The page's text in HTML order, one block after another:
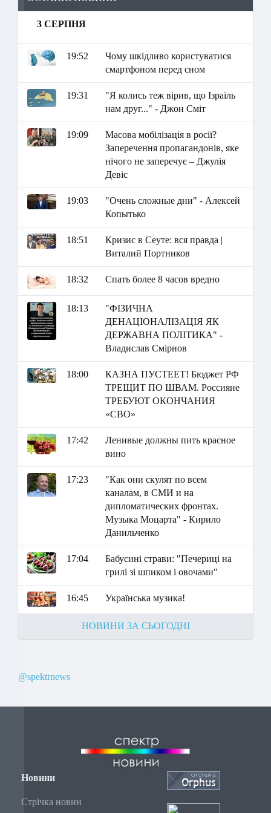
3 СЕРПНЯ
19:52
Чому шкідливо користуватися
смартфоном перед сном
19:31
"Я колись теж вірив, що Ізраїль
нам друг..." - Джон Сміт
19:09
Масова мобілізація в росії?
Заперечення пропагандонів, яке
нічого не заперечує – Джулія
Девіс
19:03
"Очень сложные дни" - Алексей
Копытько
18:51
Кризис в Сеуте: вся правда |
Виталий Портников
18:32 Спать более 8 часов вредно
18:13
"ФІЗИЧНА
ДЕНАЦІОНАЛІЗАЦІЯ ЯК
ДЕРЖАВНА ПОЛІТИКА" -
Владислав Смірнов
18:00
КАЗНА ПУСТЕЕТ! Бюджет РФ
ТРЕЩИТ ПО ШВАМ. Россияне
ТРЕБУЮТ ОКОНЧАНИЯ
«СВО»
17:42
Ленивые должны пить красное
вино
17:23
"Как они скулят по всем
каналам, в СМИ и на
дипломатических фронтах.
Музыка Моцарта" - Кирило
Данильченко
17:04
Бабусині страви: "Печериці на
грилі зі шпиком і овочами"
16:45 Українська музика!
НОВИНИ ЗА СЬОГОДНІ
@spektrnews
Новини
Стрічка новин